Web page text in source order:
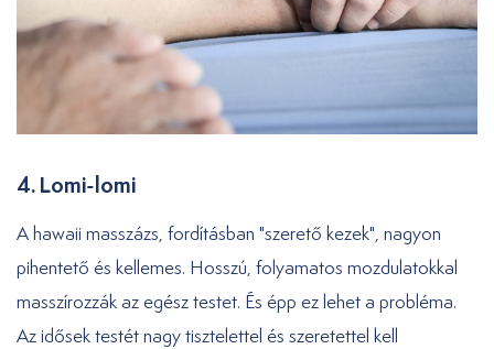
4. Lomi-lomi
A hawaii masszázs, fordításban "szerető kezek", nagyon
pihentető és kellemes. Hosszú, folyamatos mozdulatokkal
masszírozzák az egész testet. És épp ez lehet a probléma.
Az idősek testét nagy tisztelettel és szeretettel kell